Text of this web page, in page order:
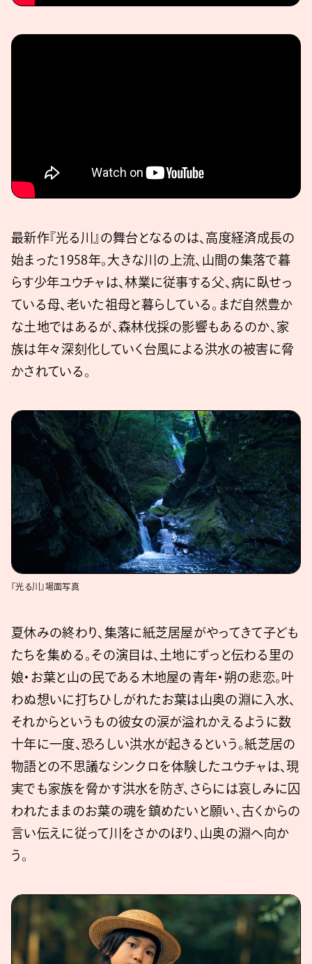
最新作『光る川』の舞台となるのは、高度経済成長の
始まった1958年。大きな川の上流、山間の集落で暮
らす少年ユウチャは、林業に従事する父、病に臥せっ
ている母、老いた祖母と暮らしている。まだ自然豊か
な土地ではあるが、森林伐採の影響もあるのか、家
族は年々深刻化していく台風による洪水の被害に脅
かされている。
『光る川』場面写真
夏休みの終わり、集落に紙芝居屋がやってきて子ども
たちを集める。その演目は、土地にずっと伝わる里の
娘・お葉と山の民である木地屋の青年・朔の悲恋。叶
わぬ想いに打ちひしがれたお葉は山奥の淵に入水、
それからというもの彼女の涙が溢れかえるように数
十年に一度、恐ろしい洪水が起きるという。紙芝居の
物語との不思議なシンクロを体験したユウチャは、現
実でも家族を脅かす洪水を防ぎ、さらには哀しみに囚
われたままのお葉の魂を鎮めたいと願い、古くからの
言い伝えに従って川をさかのぼり、山奥の淵へ向か
う。